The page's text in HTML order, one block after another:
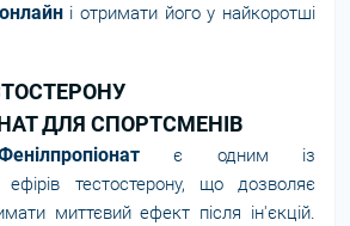
і отримати його у найкоротші
ДЛЯ СПОРТСМЕНІВ
є одним із
ефірів тестостерону, що дозволяє
миттєвий ефект після ін'єкцій.